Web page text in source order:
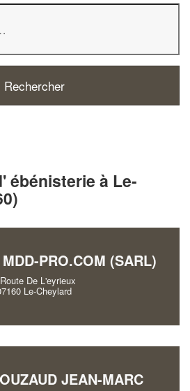
ébénisterie à Le-
PRO.COM (SARL)
De L'eyrieux
Le-Cheylard
JEAN-MARC